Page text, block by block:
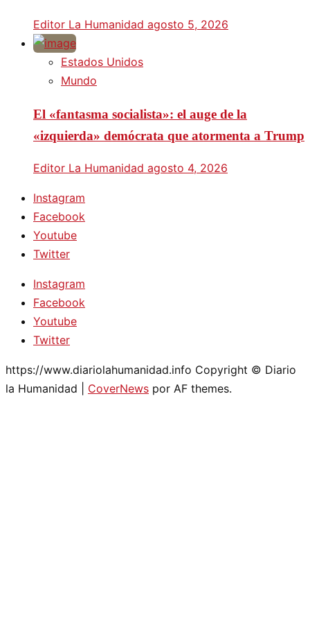
Editor La Humanidad agosto 5, 2026
Estados Unidos
Mundo
El «fantasma socialista»: el auge de la
«izquierda» demócrata que atormenta a Trump
Editor La Humanidad agosto 4, 2026
Instagram
Facebook
Youtube
Twitter
Instagram
Facebook
Youtube
Twitter
https://www.diariolahumanidad.info Copyright © Diario
la Humanidad
CoverNews por AF themes.